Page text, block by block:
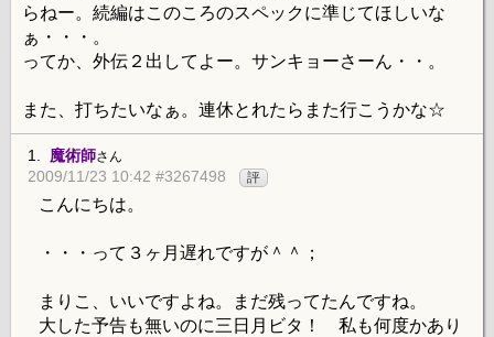
らねー。続編はこのころのスペックに準じてほしいな
ぁ・・・。
ってか、外伝２出してよー。サンキョーさーん・・。
また、打ちたいなぁ。連休とれたらまた行こうかな☆
1. 魔術師さん
2009/11/23 10:42 #3267498 評
こんにちは。
・・・って３ヶ月遅れですが＾＾；
まりこ、いいですよね。まだ残ってたんですね。
大した予告も無いのに三日月ビタ！ 私も何度かあり